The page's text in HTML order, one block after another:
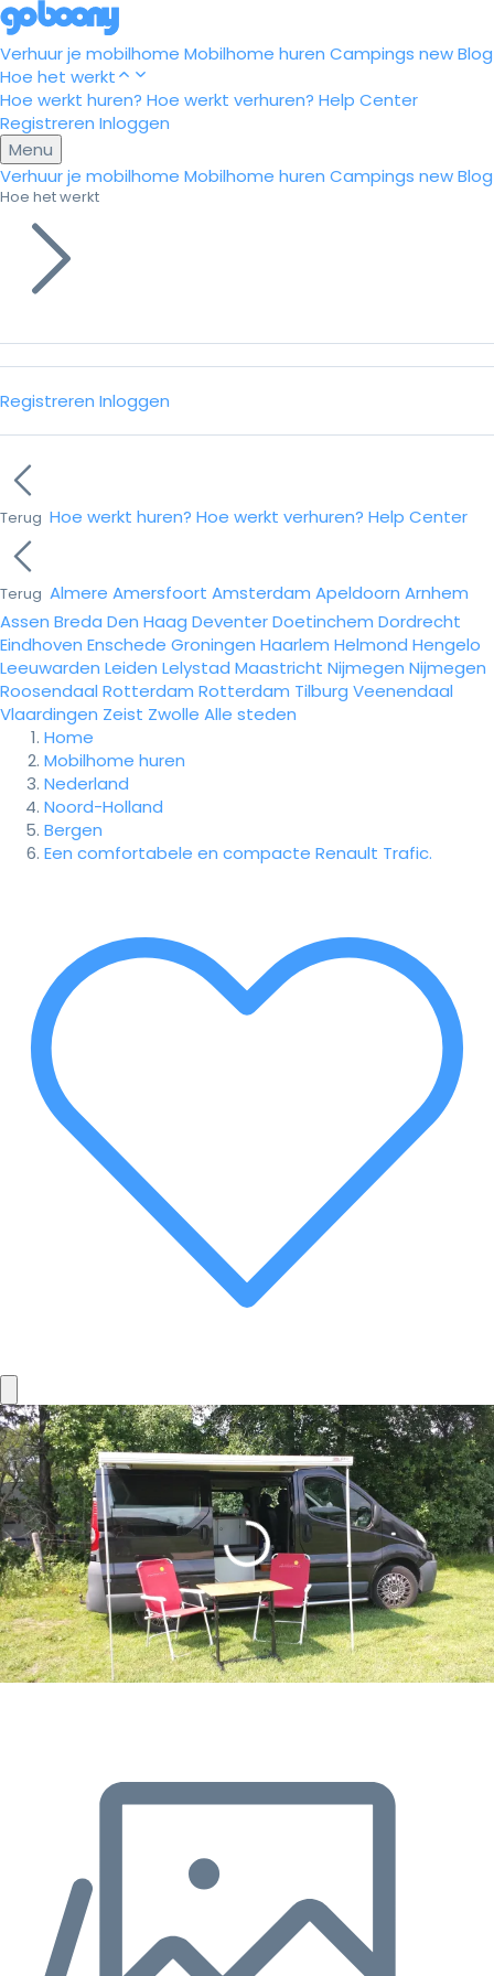
Verhuur je mobilhome Mobilhome huren Campings newBlog
Hoe het werkt
Hoe werkt huren? Hoe werkt verhuren? Help Center
Registreren Inloggen
Menu
Verhuur je mobilhome Mobilhome huren Campings newBlog
Hoe het werkt
Registreren Inloggen
Terug Hoe werkt huren? Hoe werkt verhuren? Help Center
Terug Almere Amersfoort Amsterdam Apeldoorn Arnhem
Assen Breda Den Haag DeventerDoetinchem Dordrecht
Eindhoven Enschede Groningen Haarlem Helmond Hengelo
Leeuwarden Leiden Lelystad Maastricht Nijmegen Nijmegen
Roosendaal Rotterdam Rotterdam Tilburg Veenendaal
Vlaardingen Zeist Zwolle Alle steden
Home
Mobilhome huren
Nederland
Noord-Holland
Bergen
Een comfortabele en compacte Renault Trafic.